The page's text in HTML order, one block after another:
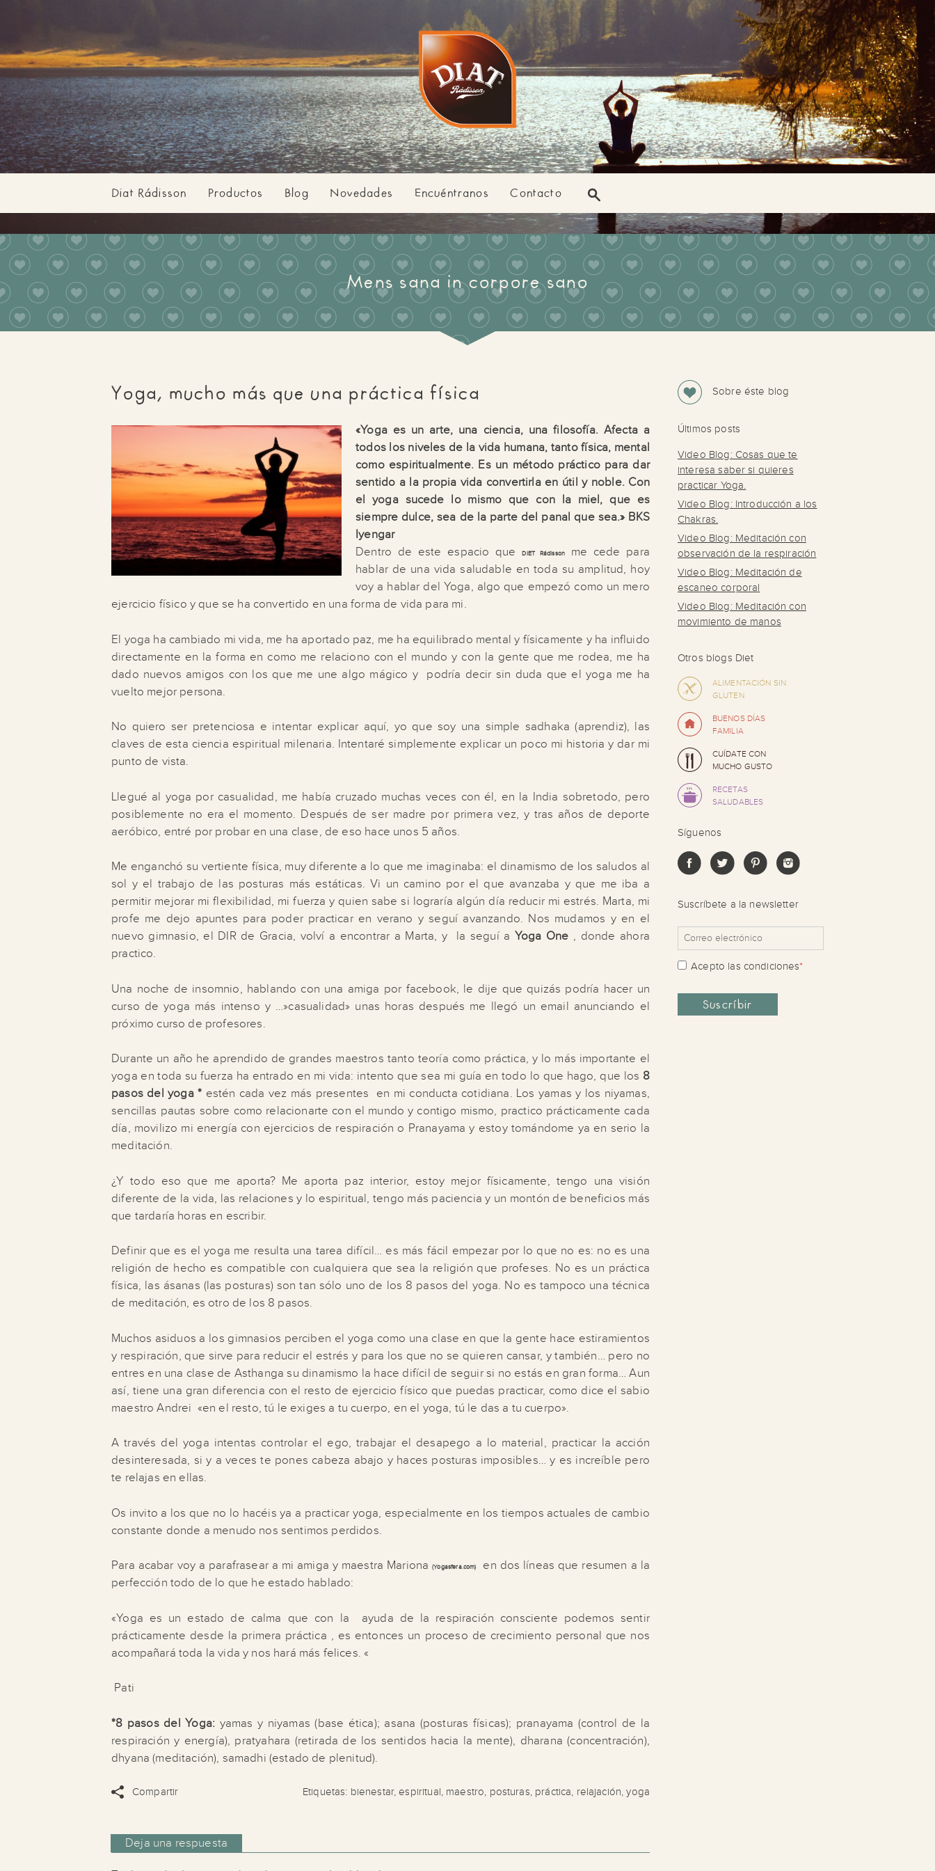
Diat Rádisson Productos Blog Novedades Encuéntranos Contacto
Mens sana in corpore sano
Yoga, mucho más que una práctica física
«Yoga es un arte, una ciencia, una filosofía. Afecta a
todos los niveles de la vida humana, tanto física, mental
como espiritualmente. Es un método práctico para dar
sentido a la propia vida convertirla en útil y noble. Con
el yoga sucede lo mismo que con la miel, que es
siempre dulce, sea de la parte del panal que sea.» BKS
Iyengar
Dentro de este espacio que
DIET Rádisson
me cede para
hablar de una vida saludable en toda su amplitud, hoy
voy a hablar del Yoga, algo que empezó como un mero
ejercicio físico y que se ha convertido en una forma de vida para mi.
El yoga ha cambiado mi vida, me ha aportado paz, me ha equilibrado mental y físicamente y ha influido
directamente en la forma en como me relaciono con el mundo y con la gente que me rodea, me ha
dado nuevos amigos con los que me une algo mágico y podría decir sin duda que el yoga me ha
vuelto mejor persona.
No quiero ser pretenciosa e intentar explicar aquí, yo que soy una simple sadhaka (aprendiz), las
claves de esta ciencia espiritual milenaria. Intentaré simplemente explicar un poco mi historia y dar mi
punto de vista.
Llegué al yoga por casualidad, me había cruzado muchas veces con él, en la India sobretodo, pero
posiblemente no era el momento. Después de ser madre por primera vez, y tras años de deporte
aeróbico, entré por probar en una clase, de eso hace unos 5 años.
Me enganchó su vertiente física, muy diferente a lo que me imaginaba: el dinamismo de los saludos al
sol y el trabajo de las posturas más estáticas. Vi un camino por el que avanzaba y que me iba a
permitir mejorar mi flexibilidad, mi fuerza y quien sabe si lograría algún día reducir mi estrés. Marta, mi
profe me dejo apuntes para poder practicar en verano y seguí avanzando. Nos mudamos y en el
nuevo gimnasio, el DIR de Gracia, volví a encontrar a Marta, y la seguí a Yoga One , donde ahora
practico.
Una noche de insomnio, hablando con una amiga por facebook, le dije que quizás podría hacer un
curso de yoga más intenso y …»casualidad» unas horas después me llegó un email anunciando el
próximo curso de profesores.
Durante un año he aprendido de grandes maestros tanto teoría como práctica, y lo más importante el
yoga en toda su fuerza ha entrado en mi vida: intento que sea mi guía en todo lo que hago, que los 8
pasos del yoga * estén cada vez más presentes en mi conducta cotidiana. Los yamas y los niyamas,
sencillas pautas sobre como relacionarte con el mundo y contigo mismo, practico prácticamente cada
día, movilizo mi energía con ejercicios de respiración o Pranayama y estoy tomándome ya en serio la
meditación.
¿Y todo eso que me aporta? Me aporta paz interior, estoy mejor físicamente, tengo una visión
diferente de la vida, las relaciones y lo espiritual, tengo más paciencia y un montón de beneficios más
que tardaría horas en escribir.
Definir que es el yoga me resulta una tarea difícil… es más fácil empezar por lo que no es: no es una
religión de hecho es compatible con cualquiera que sea la religión que profeses. No es un práctica
física, las ásanas (las posturas) son tan sólo uno de los 8 pasos del yoga. No es tampoco una técnica
de meditación, es otro de los 8 pasos.
Muchos asiduos a los gimnasios perciben el yoga como una clase en que la gente hace estiramientos
y respiración, que sirve para reducir el estrés y para los que no se quieren cansar, y también… pero no
entres en una clase de Asthanga su dinamismo la hace difícil de seguir si no estás en gran forma… Aun
así, tiene una gran diferencia con el resto de ejercicio físico que puedas practicar, como dice el sabio
maestro Andrei «en el resto, tú le exiges a tu cuerpo, en el yoga, tú le das a tu cuerpo».
A través del yoga intentas controlar el ego, trabajar el desapego a lo material, practicar la acción
desinteresada, si y a veces te pones cabeza abajo y haces posturas imposibles… y es increíble pero
te relajas en ellas.
Os invito a los que no lo hacéis ya a practicar yoga, especialmente en los tiempos actuales de cambio
constante donde a menudo nos sentimos perdidos.
Para acabar voy a parafrasear a mi amiga y maestra Mariona(Yogasfera.com)
en dos líneas que resumen a la
perfección todo de lo que he estado hablado:
«Yoga es un estado de calma que con la ayuda de la respiración consciente podemos sentir
prácticamente desde la primera práctica , es entonces un proceso de crecimiento personal que nos
acompañará toda la vida y nos hará más felices. «
Pati
*8 pasos del Yoga: yamas y niyamas (base ética); asana (posturas físicas); pranayama (control de la
respiración y energía), pratyahara (retirada de los sentidos hacia la mente), dharana (concentración),
dhyana (meditación), samadhi (estado de plenitud).
Compartir Etiquetas: bienestar,espiritual, maestro, posturas, práctica, relajación,yoga
Deja una respuesta
Sobre éste blog
Últimos posts
Video Blog: Cosas que te
interesa saber si quieres
practicar Yoga.
Video Blog: Introducción a los
Chakras.
Video Blog: Meditación con
observación de la respiración
Video Blog: Meditación de
escaneo corporal
Video Blog: Meditación con
movimiento de manos
Otros blogs Diet
ALIMENTACIÓN SIN
GLUTEN
BUENOS DÍAS
FAMILIA
CUÍDATE CON
MUCHO GUSTO
RECETAS
SALUDABLES
Síguenos
Suscríbete a la newsletter
Acepto las condiciones*